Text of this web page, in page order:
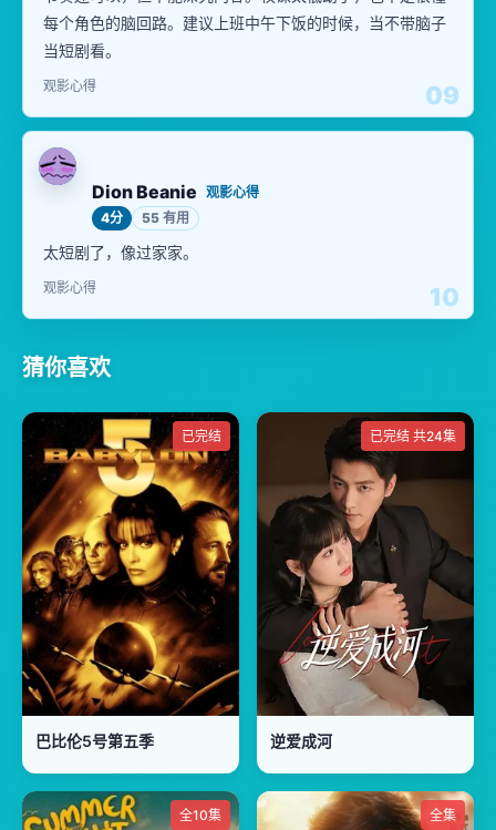
09
每个角色的脑回路。建议上班中午下饭的时候，当不带脑子
当短剧看。
观影心得
10
Dion Beanie 观影心得
4分
55 有用
太短剧了，像过家家。
观影心得
猜你喜欢
已完结
巴比伦5号第五季
已完结 共24集
逆爱成河
全10集 全集